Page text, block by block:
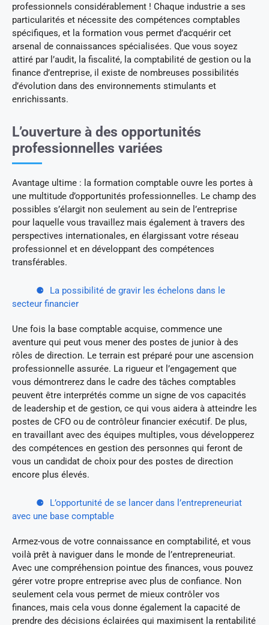
professionnels considérablement ! Chaque industrie a ses
particularités et nécessite des compétences comptables
spécifiques, et la formation vous permet d’acquérir cet
arsenal de connaissances spécialisées. Que vous soyez
attiré par l’audit, la fiscalité, la comptabilité de gestion ou la
finance d’entreprise, il existe de nombreuses possibilités
d’évolution dans des environnements stimulants et
enrichissants.
L’ouverture à des opportunités
professionnelles variées
Avantage ultime : la formation comptable ouvre les portes à
une multitude d’opportunités professionnelles. Le champ des
possibles s’élargit non seulement au sein de l’entreprise
pour laquelle vous travaillez mais également à travers des
perspectives internationales, en élargissant votre réseau
professionnel et en développant des compétences
transférables.
La possibilité de gravir les échelons dans le
secteur financier
Une fois la base comptable acquise, commence une
aventure qui peut vous mener des postes de junior à des
rôles de direction. Le terrain est préparé pour une ascension
professionnelle assurée. La rigueur et l’engagement que
vous démontrerez dans le cadre des tâches comptables
peuvent être interprétés comme un signe de vos capacités
de leadership et de gestion, ce qui vous aidera à atteindre les
postes de CFO ou de contrôleur financier exécutif. De plus,
en travaillant avec des équipes multiples, vous développerez
des compétences en gestion des personnes qui feront de
vous un candidat de choix pour des postes de direction
encore plus élevés.
L’opportunité de se lancer dans l’entrepreneuriat
avec une base comptable
Armez-vous de votre connaissance en comptabilité, et vous
voilà prêt à naviguer dans le monde de l’entrepreneuriat.
Avec une compréhension pointue des finances, vous pouvez
gérer votre propre entreprise avec plus de confiance. Non
seulement cela vous permet de mieux contrôler vos
finances, mais cela vous donne également la capacité de
prendre des décisions éclairées qui maximisent la rentabilité